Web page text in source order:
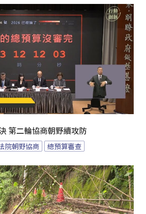
第二輪協商朝野續攻防
院朝野協商 總預算審查